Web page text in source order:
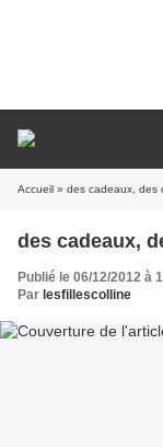
Accueil » des cadeaux, des
des cadeaux,
Publié le 06/12/2012 à
Par lesfillescolline